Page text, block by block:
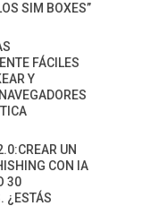
SIM BOXES”
FÁCILES
Y
UN
CON IA
30
¿ESTÁS